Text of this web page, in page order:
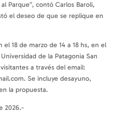
Parque”, contó Carlos Baroli,
el deseo de que se replique en
el 18 de marzo de 14 a 18 hs, en el
de la Patagonia San
a través del email:
Se incluye desayuno,
la propuesta.
2026.-